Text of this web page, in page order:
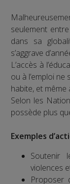
seulement
dans sa
s’aggrave
L’accès à
ou à l’emploi ne
habite, et même
Selon les
possède plus
Exemples
Soutenir
violences
Proposer